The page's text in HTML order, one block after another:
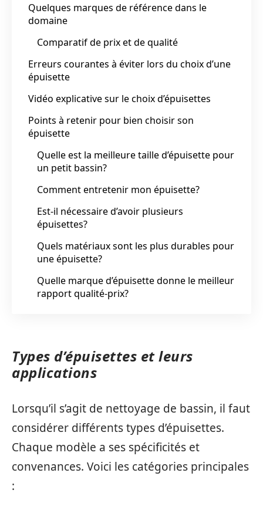
Quelques marques de référence dans le
domaine
Comparatif de prix et de qualité
Erreurs courantes à éviter lors du choix d’une
épuisette
Vidéo explicative sur le choix d’épuisettes
Points à retenir pour bien choisir son
épuisette
Quelle est la meilleure taille d’épuisette pour
un petit bassin?
Comment entretenir mon épuisette?
Est-il nécessaire d’avoir plusieurs
épuisettes?
Quels matériaux sont les plus durables pour
une épuisette?
Quelle marque d’épuisette donne le meilleur
rapport qualité-prix?
Types d’épuisettes et leurs
applications
Lorsqu’il s’agit de nettoyage de bassin, il faut
considérer différents types d’épuisettes.
Chaque modèle a ses spécificités et
convenances. Voici les catégories principales
: